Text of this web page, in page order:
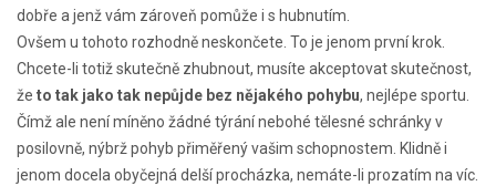
dobře a jenž vám zároveň pomůže i s hubnutím.
Ovšem u tohoto rozhodně neskončete. To je jenom první krok.
Chcete-li totiž skutečně zhubnout, musíte akceptovat skutečnost,
že to tak jako tak nepůjde bez nějakého pohybu, nejlépe sportu.
Čímž ale není míněno žádné týrání nebohé tělesné schránky v
posilovně, nýbrž pohyb přiměřený vašim schopnostem. Klidně i
jenom docela obyčejná delší procházka, nemáte-li prozatím na víc.